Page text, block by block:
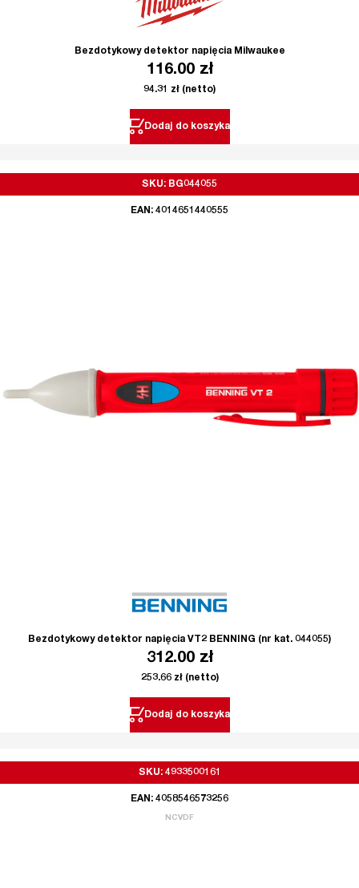
Bezdotykowy detektor napięcia Milwaukee
116.00 zł
94.31 zł (netto)
Dodaj do koszyka
SKU: BG044055
EAN: 4014651440555
Bezdotykowy detektor napięcia VT2 BENNING (nr kat. 044055)
312.00 zł
253.66 zł(netto)
Dodaj do koszyka
SKU: 4933500161
EAN: 4058546573256
NCVDF